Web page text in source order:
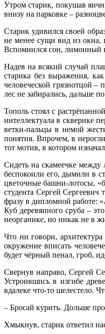
Утром старик, покушав
внизу на парковке –
Старик удивился своей
не менее сущи вид из окна,
Вспомнился сон, лимонный
Надев на всякий случай
старика без выражения,
человеческой грязнотцой
лес не забирались, дальше
Тополь стоял с
интеллектуала в скверике
ветки-пальцы в немой
понятия. Впрочем, в
тот мотив, в котором
Сидеть на скамеечке между
беспокоили его, дымили в
цветочные башни-лотосы,
студента Сергей Сергеевич
фразу в дипломной работе:
Куб деревянного сруба –
неорганике, но никак не в
Что ни говори,
окружение вписать
будет чёрный пенал, гроб,
Свернув направо, Сергей
Устроившись в изгибе
вдалеке что-то шелестело.
– Бросай курить. Дольше
Хмыкнув, старик ответил